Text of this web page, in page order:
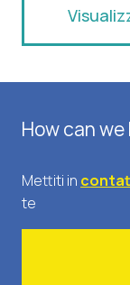
How can we
Mettiti in
te